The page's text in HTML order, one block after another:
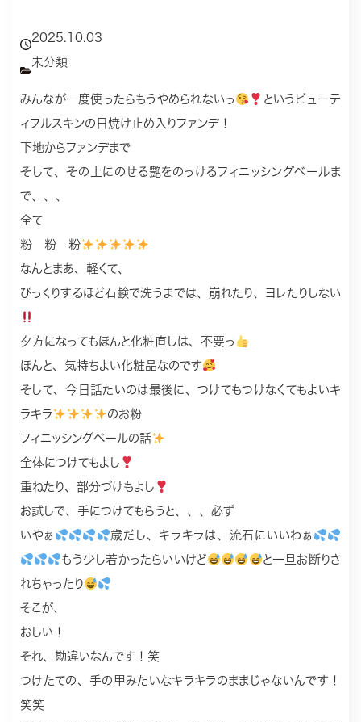
2025.10.03
未分類
みんなが一度使ったらもうやめられないっ
というビューテ
ィフルスキンの日焼け止め入りファンデ！
下地からファンデまで
そして、その上にのせる艶をのっけるフィニッシングベールま
で、、、
全て
粉 粉 粉
なんとまあ、軽くて、
びっくりするほど石鹸で洗うまでは、崩れたり、ヨレたりしない
夕方になってもほんと化粧直しは、不要っ
ほんと、気持ちよい化粧品なのです
そして、今日話たいのは最後に、つけてもつけなくてもよいキ
ラキラ
のお粉
フィニッシングベールの話
全体につけてもよし
重ねたり、部分づけもよし
お試しで、手につけてもらうと、、、必ず
いやぁ
歳だし、キラキラは、流石にいいわぁ
もう少し若かったらいいけど
と一旦お断りさ
れちゃったり
そこが、
おしい！
それ、勘違いなんです！笑
つけたての、手の甲みたいなキラキラのままじゃないんです！
笑笑